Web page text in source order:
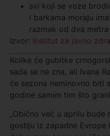
svi koji se voze
i barkama moraju
razmak od dva metra
Izvor: Institut za javno
Kolike će gubitke
sada se ne zna, ali Ivana
će sezona neminovno biti
godine samim tim što
„Obično već u aprilu
gostiju iz zapadne Evrope